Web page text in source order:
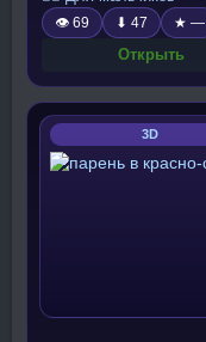
👁 69 ⬇ 47 ★ —
Открыть
3D